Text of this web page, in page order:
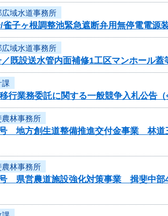
広域水道事務所
雀子ヶ根調整池緊急遮断弁用無停電電源
広域水道事務所
／既設送水管内面補修1工区マンホール蓋
課
行業務委託に関する一般競争入札公告（
農林事務所
号 地方創生道整備推進交付金事業 林道
農林事務所
号 県営農道施設強化対策事業 揖斐中